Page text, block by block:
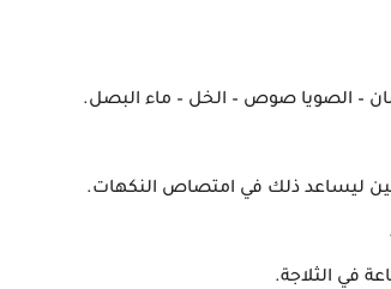
– الصويا صوص – الخل – ماء البصل.
ليساعد ذلك في امتصاص النكهات.
في الثلاجة.